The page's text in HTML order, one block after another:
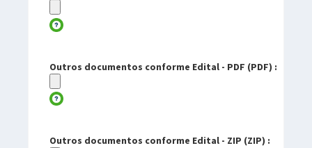
Outros documentos conforme Edital - PDF (PDF) :
Outros documentos conforme Edital - ZIP (ZIP) :